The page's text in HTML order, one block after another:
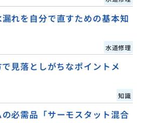
漏れを自分で直すための基本知
水道修理
見落としがちなポイントメ
知識
必需品「サーモスタット混合